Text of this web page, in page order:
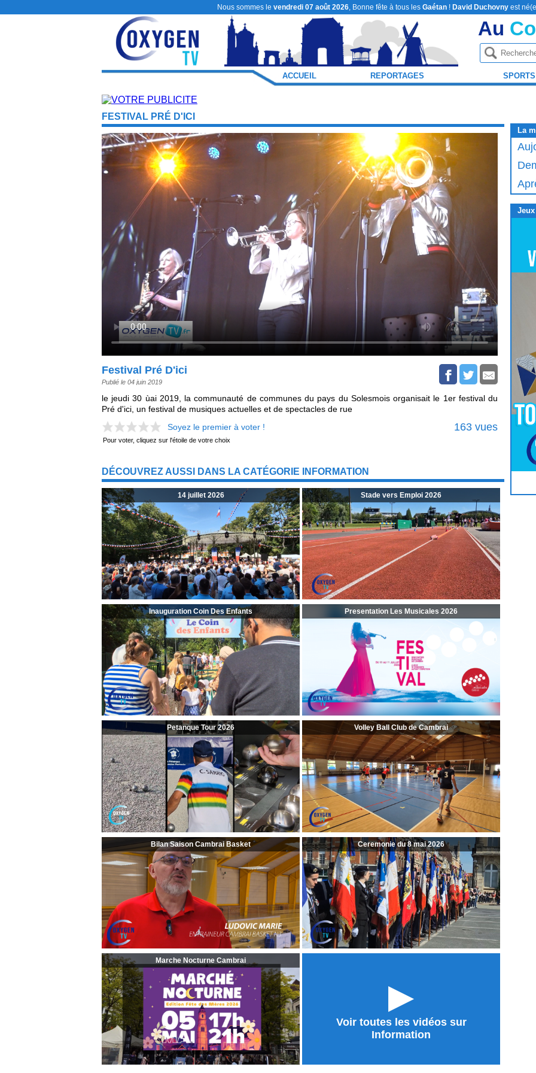
Nous sommes le vendredi 07 août 2026, Bonne fête à tous les Gaétan! David Duchovnyest
Au
ACCUEIL REPORTAGES SPORTS
FESTIVAL PRÉ D'ICI
Festival Pré D'ici
Publié le 04 juin 2019
le jeudi 30 ùai 2019, la communauté de communes du pays du Solesmois organisait le 1er festival du
Pré d'ici, un festival de musiques actuelles et de spectacles de rue
Soyez le premier à voter !
163 vues
Pour voter, cliquez sur l'étoile de votre choix
DÉCOUVREZ AUSSI DANS LA CATÉGORIE INFORMATION
14 juillet 2026 Stade vers Emploi 2026
Inauguration Coin Des Enfants Presentation Les Musicales 2026
Petanque Tour 2026 Volley Ball Club de Cambrai
Bilan Saison Cambrai Basket Ceremonie du 8 mai 2026
Marche Nocturne Cambrai
►
Voir toutes les vidéos sur
Information
La
Jeux